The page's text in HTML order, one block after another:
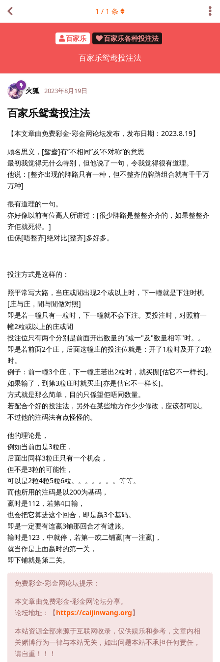
百家乐 百家乐各种投注法
百家乐鸳鸯投注法
1 / 1 条
火狐 2023年8月19日
百家乐鸳鸯投注法
【本文章由免费彩金-彩金网论坛发布，发布日期：2023.8.19】
顾名思义，[鸳鸯]有”不相同”及’不对称”的意思
最初我觉得无什么特别，但他说了一句，令我觉得很有道理。
他说：[整齐出现的牌路只有一种，但不整齐的牌路组合就有千千万
万种]
很有道理的一句。
亦好像以前有位高人所讲过：[很少牌路是整整齐齐的，如果整整齐
齐佢就死得。]
但係[唔整齐]绝对比[整齐]多好多。
投注方式是这样的：
照平常写大路，当庄或閒出现2个或以上时，下一幢就是下注时机
[庄与庄，閒与閒做对照]
即是若一幢只有一粒时，下一幢就不会下注。要投注时，对照前一
幢2粒或以上的庄或閒
投注位只有两个分别是前面开出数量的"减一"及"数量相等"时。。
即是若前面2个庄，后面这幢庄的投注位就是：开了1粒时及开了2粒
时。
例子：前一幢3个庄，下一幢庄若出2粒时，就买閒[估它不一样长]。
如果输了，到第3粒庄时就买庄[亦是估它不一样长]。
方式就是那么简单，目的只係望佢唔同数量。
若配合个好的投注法，另外在某些地方作少少修改，应该都可以。
不过他的注码法有点怪怪的。
他的理论是，
例如当前面是3粒庄，
后面出同样3粒庄只有一个机会，
但不是3粒的可能性，
可以是2粒4粒5粒6粒。。。。。。。等等。
而他所用的注码是以200为基码，
嬴时是112，若第4口输，
也会把它算进这个回合，即是嬴3个基码。
即是一定要有连嬴3铺那回合才有进账。
输时是123，中就停，若第一或二铺嬴[有一注嬴]，
就当作是上面嬴时的第一关，
即下铺就是第二关。
免费彩金-彩金网论坛提示：
本文章由免费彩金-彩金网论坛分享。
论坛地址：【https://caijinwang.org】
本站资源全部来源于互联网收录，仅供娱乐和参考，文章内相
关赌博行为一律与本站无关，如出问题本站不承担任何责任，
请自重！！！